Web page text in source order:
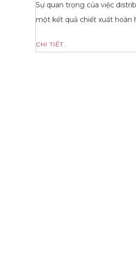
Sự quan trọng của việc
một kết quả chiết xuất hoàn
CHI TIẾT..